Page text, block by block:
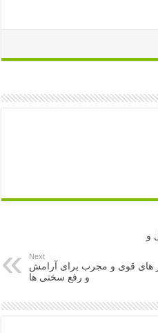
و
Next
های قوی و مجرب برای آرامش
و رفع سختی ها